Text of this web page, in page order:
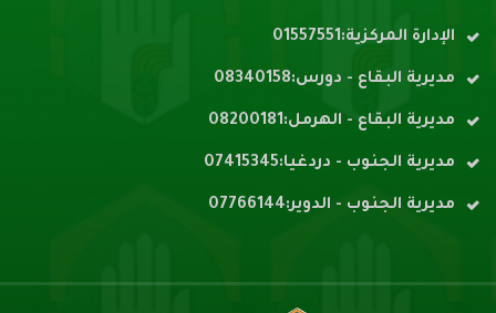
الإدارة المركزية:01557551
مديرية البقاع - دورس:08340158
مديرية البقاع - الهرمل:08200181
مديرية الجنوب - دردغيا:07415345
مديرية الجنوب - الدوير:07766144